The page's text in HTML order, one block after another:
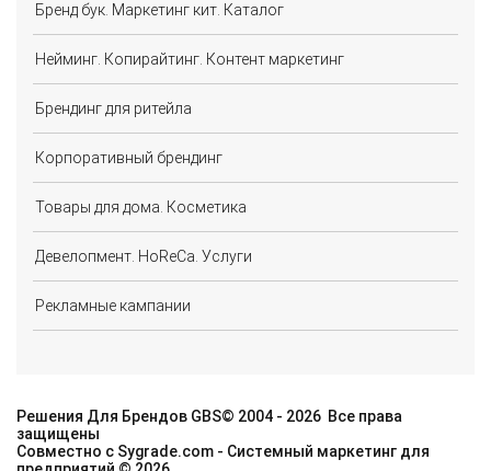
Бренд бук. Маркетинг кит. Каталог
Нейминг. Копирайтинг. Контент маркетинг
Брендинг для ритейла
Корпоративный брендинг
Товары для дома. Косметика
Девелопмент. HoReCa. Услуги
Рекламные кампании
Решения Для Брендов GBS© 2004 - 2026 Все права
защищены
Совместно с Sygrade.com - Системный маркетинг для